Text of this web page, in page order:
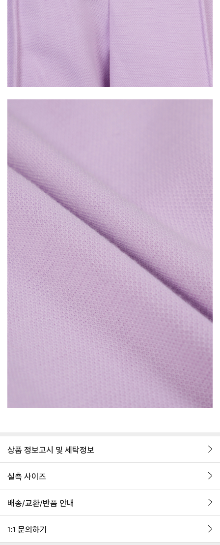
상품 정보고시 및 세탁정보
실측 사이즈
배송/교환/반품 안내
1:1 문의하기